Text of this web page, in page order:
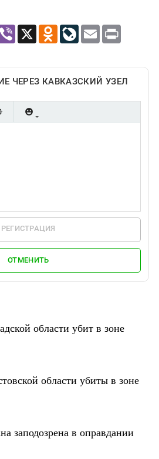
Viber X Odnoklassniki
LiveJournal
Email Print
ЧЕРЕЗ КАВКАЗСКИЙ УЗЕЛ
РЕГИСТРАЦИЯ
ОТМЕНИТЬ
области убит в зоне
области убиты в зоне
заподозрена в оправдании